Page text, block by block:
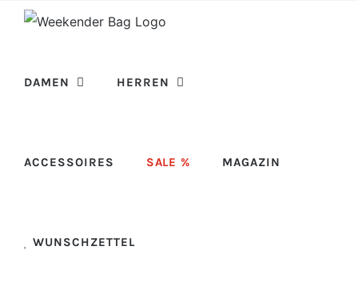
Skip
DAMEN HERREN
ACCESSOIRES SALE % MAGAZIN
WUNSCHZETTEL